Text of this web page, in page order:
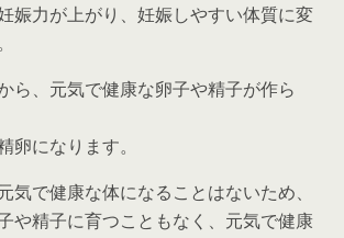
娠力が上がり、妊娠しやすい体質に変
ら、元気で健康な卵子や精子が作ら
卵になります。
気で健康な体になることはないため、
や精子に育つこともなく、元気で健康